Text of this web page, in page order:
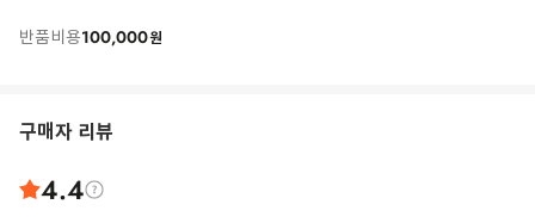
반품비용100,000원
구매자 리뷰
4.4